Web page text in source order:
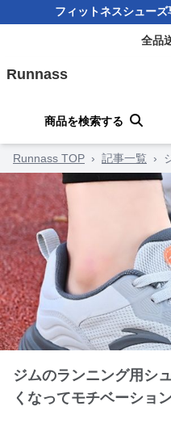
フィットネスシュー
全品
Runnass
商品を検索する
Runnass TOP › 記事一覧 ›
ジムのランニング用シ
くなってモチベーショ